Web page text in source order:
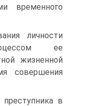
временного
личности
ее
жизненной
совершения
преступника в